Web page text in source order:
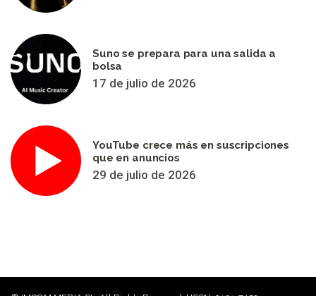
Suno se prepara para una salida a
bolsa
17 de julio de 2026
YouTube crece más en suscripciones
que en anuncios
29 de julio de 2026